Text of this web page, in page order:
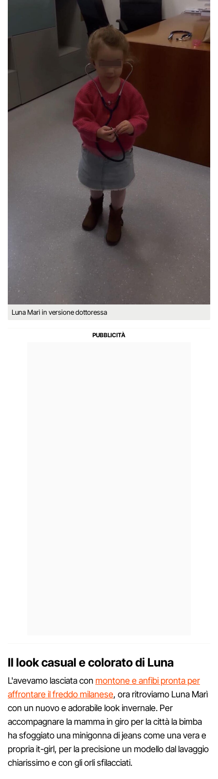
Luna Marì in versione dottoressa
Il look casual e colorato di Luna
L'avevamo lasciata con montone e anfibi pronta per
affrontare il freddo milanese, ora ritroviamo Luna Marì
con un nuovo e adorabile look invernale. Per
accompagnare la mamma in giro per la città la bimba
ha sfoggiato una minigonna di jeans come una vera e
propria it-girl, per la precisione un modello dal lavaggio
chiarissimo e con gli orli sfilacciati.